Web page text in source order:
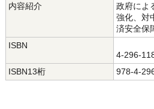
内容紹介
政府によ
強化、対
済安全保
ISBN
4-296-
ISBN13桁
978-4-